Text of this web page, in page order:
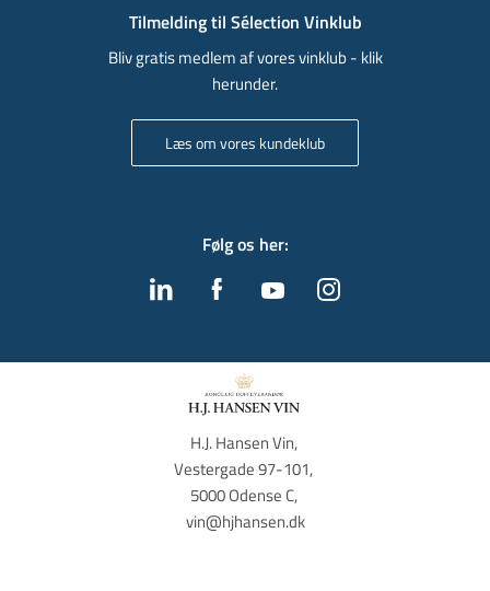
Tilmelding til Sélection Vinklub
Bliv gratis medlem af vores vinklub - klik
herunder.
Læs om vores kundeklub
Følg os her:
H.J. Hansen Vin,
Vestergade 97-101,
5000 Odense C,
vin@hjhansen.dk